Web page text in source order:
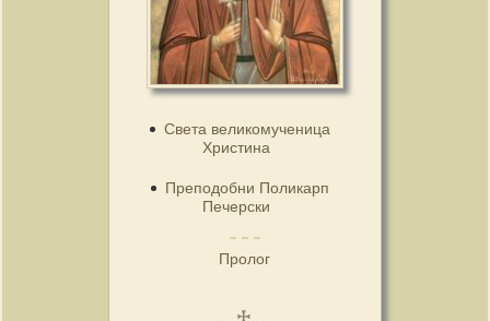
Света великомученица
Христина
Преподобни Поликарп
Печерски
Пролог